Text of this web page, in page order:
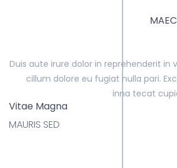
Duis aute irure dolor in reprehenderit in
cillum dolore eu fugiat nulla pari.
inna tecat
Vitae Magna
MAURIS SED